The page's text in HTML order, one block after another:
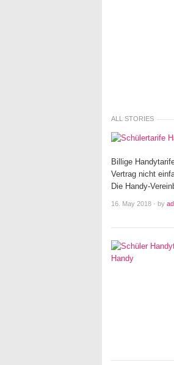
ALL STORIES
Billige
Vertrag nicht
Die Handy-
16. May 2018 · by